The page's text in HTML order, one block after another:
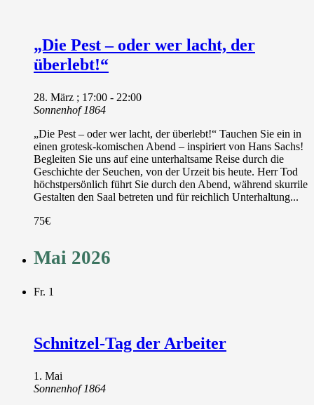
„Die Pest – oder wer lacht, der
überlebt!“
28. März ; 17:00 - 22:00
Sonnenhof 1864
„Die Pest – oder wer lacht, der überlebt!“ Tauchen Sie ein in
einen grotesk-komischen Abend – inspiriert von Hans Sachs!
Begleiten Sie uns auf eine unterhaltsame Reise durch die
Geschichte der Seuchen, von der Urzeit bis heute. Herr Tod
höchstpersönlich führt Sie durch den Abend, während skurrile
Gestalten den Saal betreten und für reichlich Unterhaltung...
75€
Mai 2026
Fr. 1
Schnitzel-Tag der Arbeiter
1. Mai
Sonnenhof 1864